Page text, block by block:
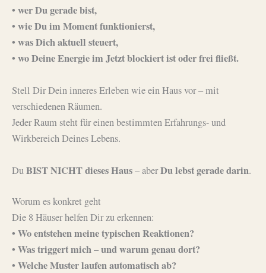
• wer Du gerade bist,
• wie Du im Moment funktionierst,
• was Dich aktuell steuert,
• wo Deine Energie im Jetzt blockiert ist oder frei fließt.
Stell Dir Dein inneres Erleben wie ein Haus vor – mit
verschiedenen Räumen.
Jeder Raum steht für einen bestimmten Erfahrungs- und
Wirkbereich Deines Lebens.
DuBIST NICHT dieses Haus– aberDu lebst gerade darin.
Worum es konkret geht
Die 8 Häuser helfen Dir zu erkennen:
• Wo entstehen meine typischen Reaktionen?
• Was triggert mich – und warum genau dort?
• Welche Muster laufen automatisch ab?